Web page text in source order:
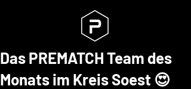
Das PREMATCH Team des
Monats im Kreis Soest 😍